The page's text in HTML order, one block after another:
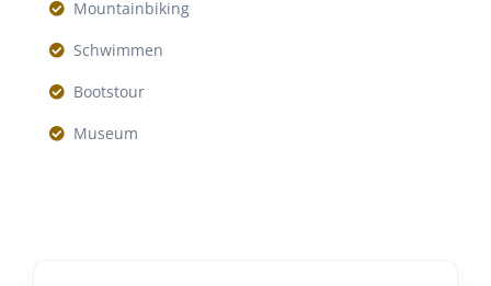
Mountainbiking
Schwimmen
Bootstour
Museum